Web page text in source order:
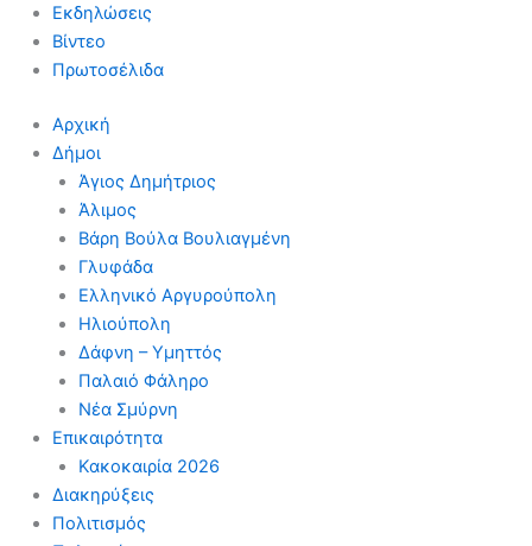
Εκδηλώσεις
Βίντεο
Πρωτοσέλιδα
Αρχική
Δήμοι
Άγιος Δημήτριος
Άλιμος
Βάρη Βούλα Βουλιαγμένη
Γλυφάδα
Ελληνικό Αργυρούπολη
Ηλιούπολη
Δάφνη – Υμηττός
Παλαιό Φάληρο
Νέα Σμύρνη
Επικαιρότητα
Κακοκαιρία 2026
Διακηρύξεις
Πολιτισμός